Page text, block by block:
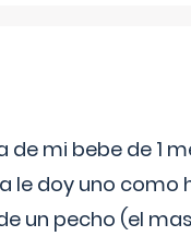
mi bebe de 1
le doy uno como
un pecho (el